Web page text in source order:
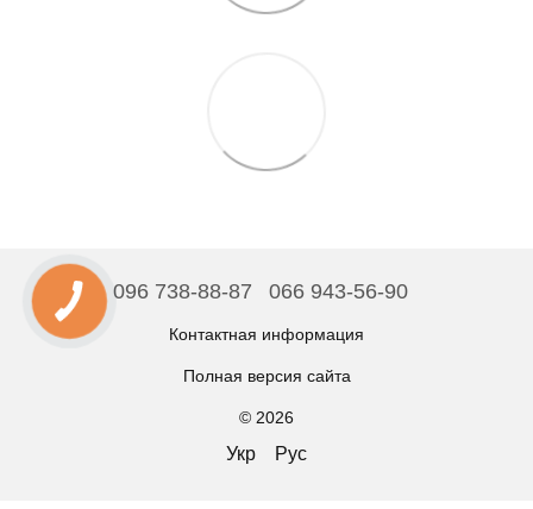
096 738-88-87 066 943-56-90
Контактная информация
Полная версия сайта
© 2026
Укр Рус